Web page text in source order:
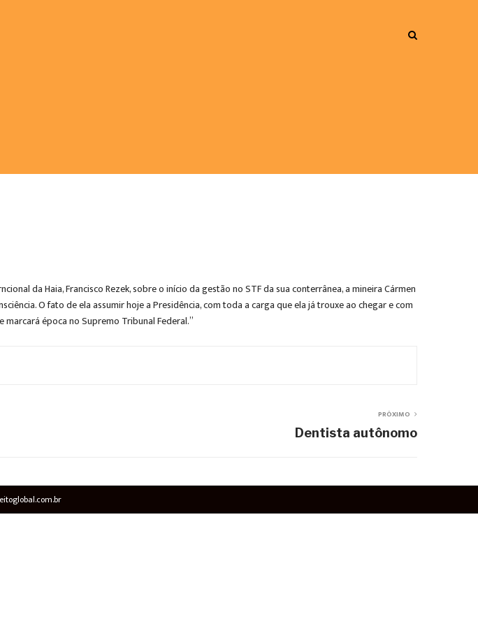
da Haia, Francisco Rezek, sobre o início da gestão no STF da sua conterrânea, a mineira Cármen
O fato de ela assumir hoje a Presidência, com toda a carga que ela já trouxe ao chegar e com
época no Supremo Tribunal Federal.”
PRÓXIMO
Dentista autônomo